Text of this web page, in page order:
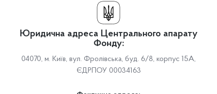
Юридична адреса Центрального апарату
Фонду:
04070, м. Київ, вул. Фролівська, буд. 6/8, корпус 15А,
ЄДРПОУ 00034163